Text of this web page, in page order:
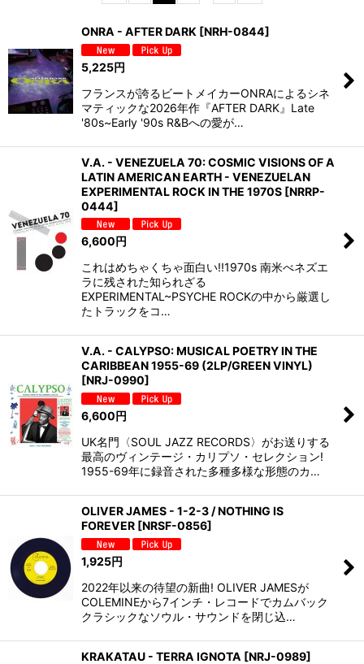
絞り込む
ONRA - AFTER DARK [NRH-0844]
5,225円
フランスが誇るビートメイカーONRAによるシネ
マティックな2026年作『AFTER DARK』Late
'80s~Early '90s R&Bへの愛が…
V.A. - VENEZUELA 70: COSMIC VISIONS OF A
LATIN AMERICAN EARTH - VENEZUELAN
EXPERIMENTAL ROCK IN THE 1970S [NRRP-
0444]
6,600円
これはめちゃくちゃ面白い!!1970s 南米べネズエ
ラに残された知られざる
EXPERIMENTAL~PSYCHE ROCKの中から厳選し
たトラックをコ…
V.A. - CALYPSO: MUSICAL POETRY IN THE
CARIBBEAN 1955-69 (2LP/GREEN VINYL)
[NRJ-0990]
6,600円
UK名門〈SOUL JAZZ RECORDS〉がお送りする
最高のヴィンテージ・カリプソ・セレクション!
1955-69年に録音された多種多様な形態のカ…
OLIVER JAMES - 1-2-3 / NOTHING IS
FOREVER [NRSF-0856]
1,925円
2022年以来の待望の新曲! OLIVER JAMESが
COLEMINEから7インチ・レコードでカムバック
クラシックなソウル・サウンドを閉じ込…
KRAKATAU - TERRA IGNOTA [NRJ-0989]